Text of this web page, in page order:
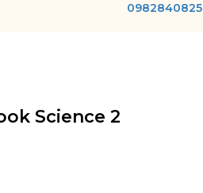
0982840825
Science 2